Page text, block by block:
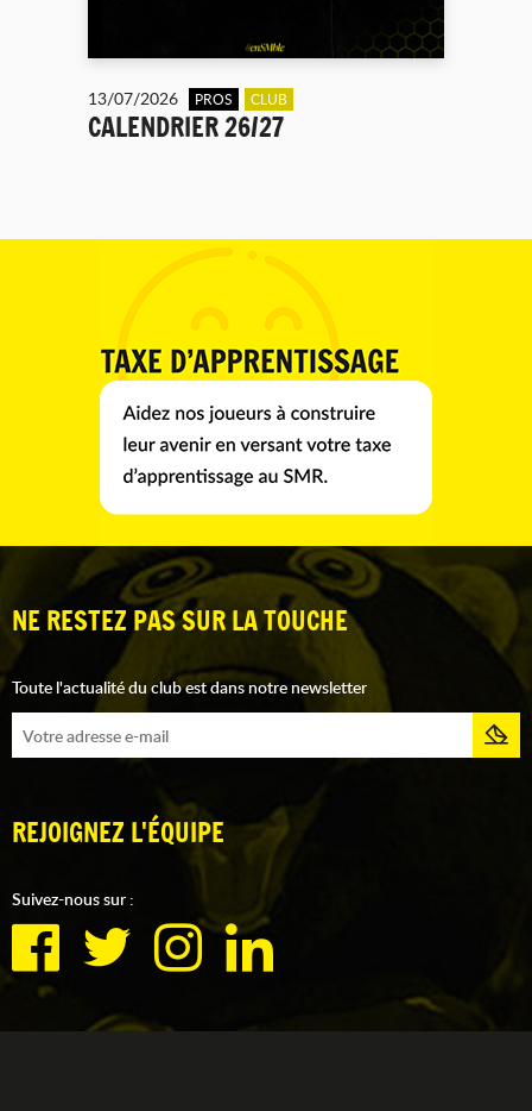
13/07/2026 PROS CLUB
CALENDRIER 26/27
NE RESTEZ PAS SUR LA TOUCHE
Toute l'actualité du club est dans notre newsletter
REJOIGNEZ L'ÉQUIPE
Suivez-nous sur :